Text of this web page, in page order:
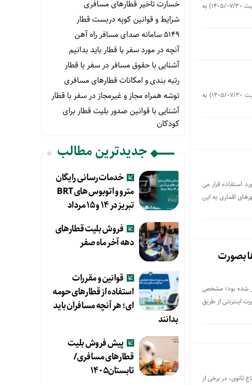
برنامه حرکت قطارهای حومه ای اداره کل راه آهن جنوب شرق در تابستان 1405 (از تاریخ 1405/04/01 لغایت 1405/07/30) به
برنامه حرکت قطارهای حومه ای اداره کل راه آهن اذربایجان در تابستان 1405 (از تاریخ 1405/04/01 لغایت 1405/07/30) به
استفاده قرار می
ساکنین شهرهای اقماری به این
بصورت
که برای پیش فروش بلیت قطارهای مسافری بازه زمانی آذرماه 1403 صادر شده بود؛ مشخص
اینترنتی از طریق
فروش بلیت قطارهای حومه ای برای بازه زمانی یکم آذر ماه 1403 تا اطلاع ثانوی، در برخی از
خسارت تاخیر قطارهای مسافری
شرایط و قوانین کوپه دربست قطار
۵۱۴۹ سامانه صدای مسافر راه آهن
آنچه در مورد سفر با قطار باید بدانیم
آشنایی با حقوق مسافر در سفر با قطار
رتبه بندی و امکانات قطارهای مسافری
توشه همراه مجاز و غیرمجاز در سفر با قطار
آشنایی با قوانین صدور بلیت قطار برای
کودکان
جدیدترین مطالب
خدمات رسانی رایگان
مترو و اتوبوس های BRT
تبریز در ۱۴ و ۱۵ مرداد
فروش بلیت قطارهای
دهه آخر ماه صفر
قوانین و مقررات
استفاده از قطارهای حومه
ای؛ هر آنچه مسافران باید
بدانند
پیش فروش بلیت
قطارهای مسافری/
تابستان۱۴۰۵